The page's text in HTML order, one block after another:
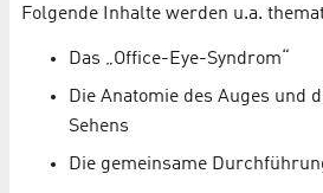
Folgende Inhalte werden u.a.
Das „Office-Eye-Syndrom“
Die Anatomie des Auges und
Sehens
Die gemeinsame